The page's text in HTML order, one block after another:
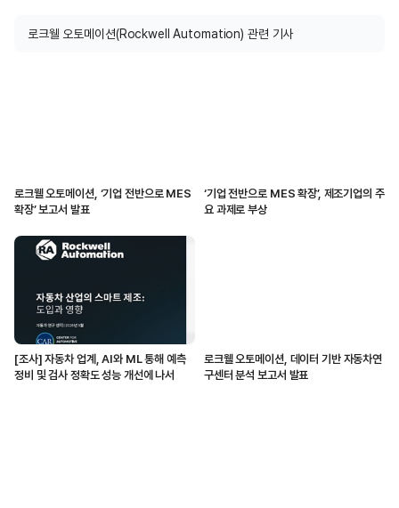
로크웰 오토메이션(Rockwell Automation) 관련 기사
로크웰 오토메이션, ‘기업 전반으로 MES
확장’ 보고서 발표
‘기업 전반으로 MES 확장’, 제조기업의 주
요 과제로 부상
[조사] 자동차 업계, AI와 ML 통해 예측
정비 및 검사 정확도 성능 개선에 나서
로크웰 오토메이션, 데이터 기반 자동차연
구센터 분석 보고서 발표